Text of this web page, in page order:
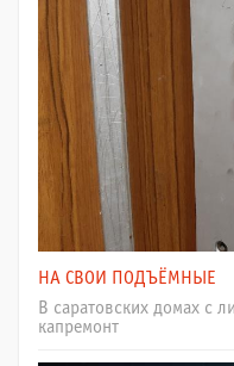
НА СВОИ ПОДЪЁМНЫЕ
В саратовских домах с
капремонт